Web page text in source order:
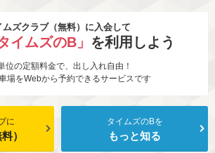
ムズクラブ（無料）に入会して
イムズのB」 を利用しよう
位の定額料金で、出し入れ自由！
場をWebから予約できるサービスです
に
）
タイムズのBを
もっと知る